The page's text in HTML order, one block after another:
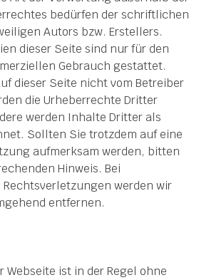
bedürfen der schriftlichen
Autors bzw. Erstellers.
dieser Seite sind nur für den
Gebrauch gestattet.
dieser Seite nicht vom Betreiber
die Urheberrechte Dritter
werden Inhalte Dritter als
Sollten Sie trotzdem auf eine
aufmerksam werden, bitten
Hinweis. Bei
werden wir
entfernen.
Webseite ist in der Regel ohne